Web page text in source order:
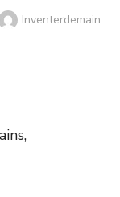
Author
Inventerdemain